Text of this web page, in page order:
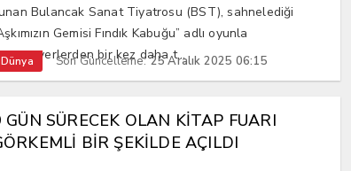
Bulancak Sanat Tiyatrosu (BST), sahnelediği
Gemisi Fındık Kabuğu” adlı oyunla
bir kez daha t...
Dünya Son Güncelleme: 25 Aralık 2025 06:15
GÜN SÜRECEK OLAN KİTAP FUARI
BİR ŞEKİLDE AÇILDI